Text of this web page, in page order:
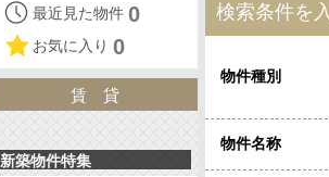
検索条件を
物件種別
物件名称
最近見た物件 0
お気に入り 0
賃貸
新築物件特集